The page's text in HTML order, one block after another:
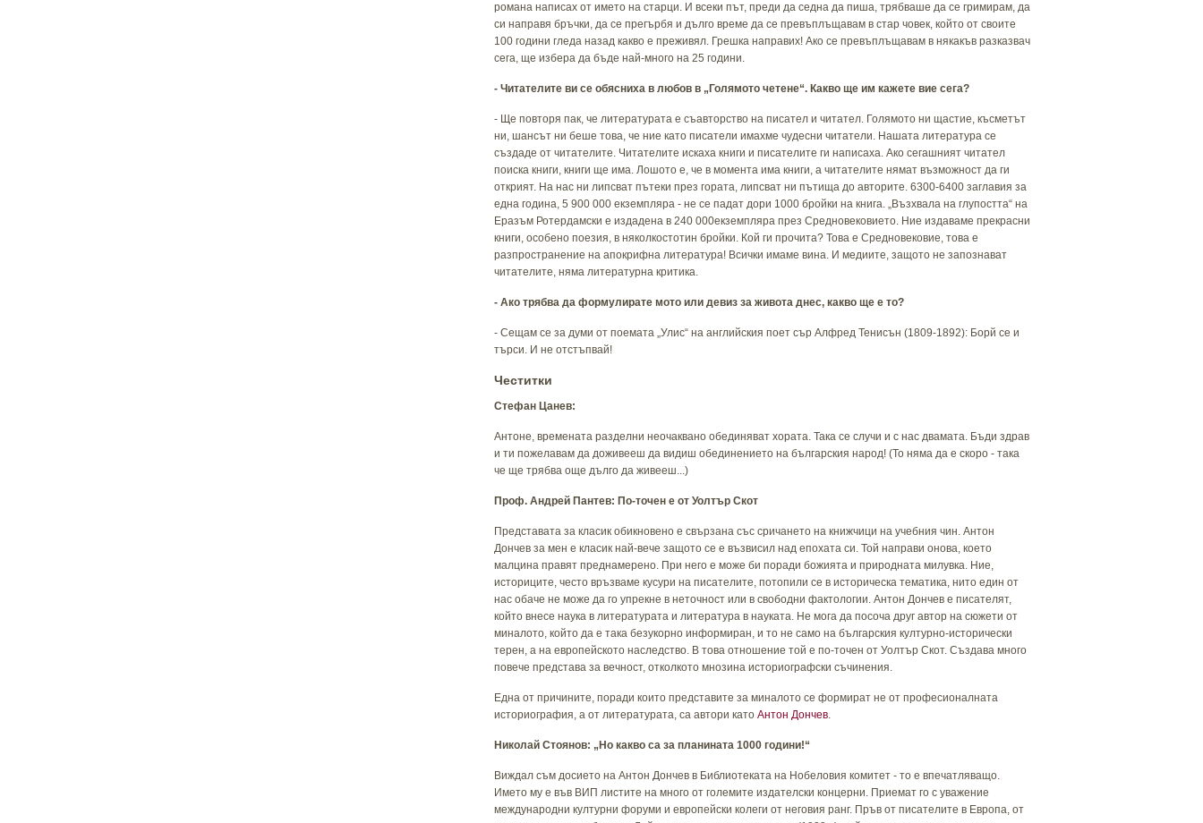
романа написах от името на старци. И всеки път, преди да седна да пиша, трябваше да се гримирам, да
си направя бръчки, да се прегърбя и дълго време да се превъплъщавам в стар човек, който от своите
100 години гледа назад какво е преживял. Грешка направих! Ако се превъплъщавам в някакъв разказвач
сега, ще избера да бъде най-много на 25 години.
- Читателите ви се обясниха в любов в „ Голямото четене“. Какво ще им кажете вие сега?
- Ще повторя пак, че литературата е съавторство на писател и читател. Голямото ни щастие, късметът
ни, шансът ни беше това, че ние като писатели имахме чудесни читатели. Нашата литература се
създаде от читателите. Читателите искаха книги и писателите ги написаха. Ако сегашният читател
поиска книги, книги ще има. Лошото е, че в момента има книги, а читателите нямат възможност да ги
открият. На нас ни липсват пътеки през гората, липсват ни пътища до авторите. 6300-6400 заглавия за
една година, 5 900 000 екземпляра - не се падат дори 1000 бройки на книга. „Възхвала на глупостта“ на
Еразъм Ротердамски е издадена в 240 000екземпляра през Средновековието. Ние издаваме прекрасни
книги, особено поезия, в няколкостотин бройки. Кой ги прочита? Това е Средновековие, това е
разпространение на апокрифна литература! Всички имаме вина. И медиите, защото не запознават
читателите, няма литературна критика.
- Ако трябва да формулирате мото или девиз за живота днес, какво ще е то?
- Сещам се за думи от поемата „Улис“ на английския поет сър Алфред Тенисън (1809-1892): Борй се и
търси. И не отстъпвай!
Честитки
Стефан Цанев:
Антоне, времената разделни неочаквано обединяват хората. Така се случи и с нас двамата. Бъди здрав
и ти пожелавам да доживееш да видиш обединението на българския народ! (То няма да е скоро - така
че ще трябва още дълго да живееш...)
Проф. Андрей Пантев: По-точен е от Уолтър Скот
Представата за класик обикновено е свързана със сричането на книжчици на учебния чин. Антон
Дончев за мен е класик най-вече защото се е възвисил над епохата си. Той направи онова, което
малцина правят преднамерено. При него е може би поради божията и природната милувка. Ние,
историците, често връзваме кусури на писателите, потопили се в историческа тематика, нито един от
нас обаче не може да го упрекне в неточност или в свободни фактологии. Антон Дончев е писателят,
който внесе наука в литературата и литература в науката. Не мога да посоча друг автор на сюжети от
миналото, който да е така безукорно информиран, и то не само на българския културно-исторически
терен, а на европейското наследство. В това отношение той е по-точен от Уолтър Скот. Създава много
повече представа за вечност, отколкото мнозина историографски съчинения.
Една от причините, поради които представите за миналото се формират не от професионалната
историография, а от литературата, са автори като Антон Дончев.
Николай Стоянов: „ Но какво са за планината 1000 години!“
Виждал съм досието на Антон Дончев в Библиотеката на Нобеловия комитет - то е впечатляващо.
Името му е във ВИП листите на много от големите издателски концерни. Приемат го с уважение
международни културни форуми и европейски колеги от неговия ранг. Пръв от писателите в Европа, от